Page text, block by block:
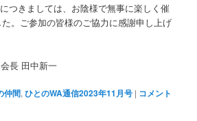
つきましては、お陰様で無事に楽しく催
。ご参加の皆様のご協力に感謝申し上げ
長 田中新一
仲間,ひとのWA通信2023年11月号 | コメント